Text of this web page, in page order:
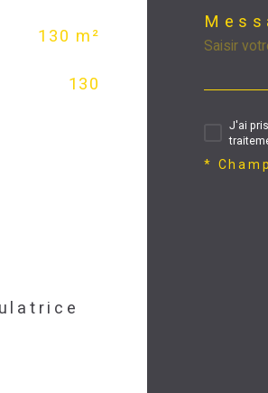
130 m²
130
J'ai
*